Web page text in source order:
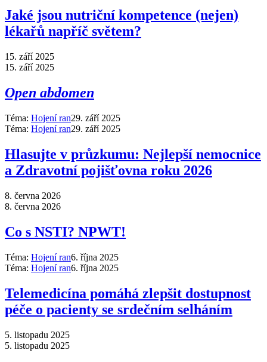
Jaké jsou nutriční kompetence (nejen)
lékařů napříč světem?
15. září 2025
15. září 2025
Open abdomen
Téma: Hojení ran29. září 2025
Téma: Hojení ran29. září 2025
Hlasujte v průzkumu: Nejlepší nemocnice
a Zdravotní pojišťovna roku 2026
8. června 2026
8. června 2026
Co s NSTI? NPWT!
Téma: Hojení ran6. října 2025
Téma: Hojení ran6. října 2025
Telemedicína pomáhá zlepšit dostupnost
péče o pacienty se srdečním selháním
5. listopadu 2025
5. listopadu 2025